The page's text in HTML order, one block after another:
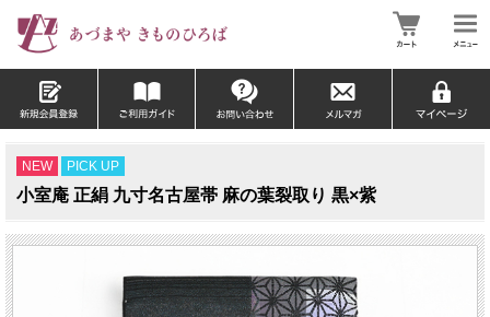
NEW PICK UP
小室庵 正絹 九寸名古屋帯 麻の葉裂取り 黒×紫